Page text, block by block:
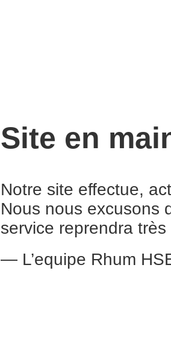
Site en
Notre site effectue,
Nous nous excusons
service reprendra
— L’equipe Rhum